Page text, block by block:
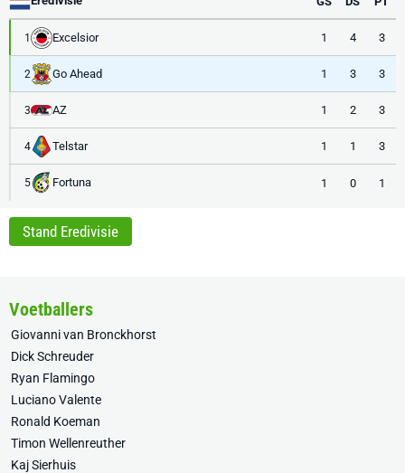
1 Excelsior 1 4 3
2 Go Ahead 1 3 3
3 AZ 1 2 3
4 Telstar 1 1 3
5 Fortuna 1 0 1
Stand Eredivisie
Voetballers
Giovanni van Bronckhorst
Dick Schreuder
Ryan Flamingo
Luciano Valente
Ronald Koeman
Timon Wellenreuther
Kaj Sierhuis